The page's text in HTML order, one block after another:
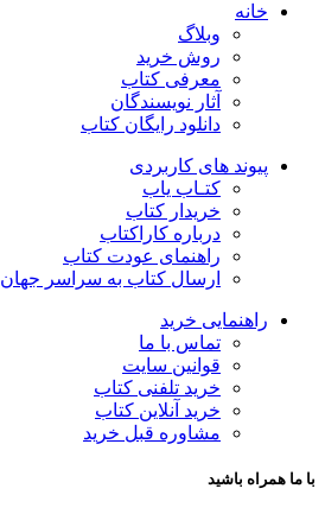
خانه
وبلاگ
روش خرید
معرفی کتاب
آثار نویسندگان
دانلود رایگان کتاب
پیوند های کاربردی
کتـاب یاب
خریدار کتاب
درباره کاراکتاب
راهنمای عودت کتاب
ارسال کتاب به سراسر جهان
راهنمایی خرید
تماس با ما
قوانین سایت
خرید تلفنی کتاب
خرید آنلاین کتاب
مشاوره قبل خرید
با ما همراه باشید